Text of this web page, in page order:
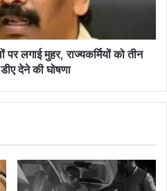
लगाई मुहर, राज्यकर्मियों को तीन
देने की घोषणा